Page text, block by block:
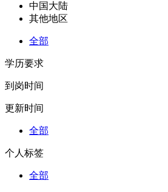
中国大陆
其他地区
全部
学历要求
到岗时间
更新时间
全部
个人标签
全部